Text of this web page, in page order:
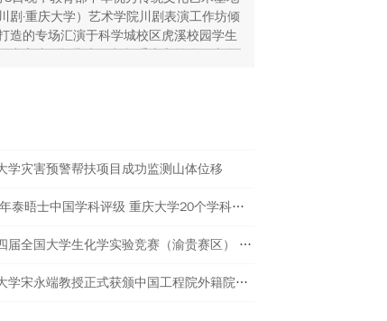
川剧·重庆大学）艺术学院川剧表演工作坊倾
造的专场汇演于科学城校区虎溪校园学生
中心小剧场举办，紧扣重庆市第八届大学
学灾害预警帮扶项目成功监测山体位移
2024年泰晤士中国学科评级 重庆大学20个学科评为A类
第十四届全国大学生化学实验竞赛（渝贵赛区） 在重庆大学举行
重庆大学宋永端教授正式获颁中国工程院外籍院士证书